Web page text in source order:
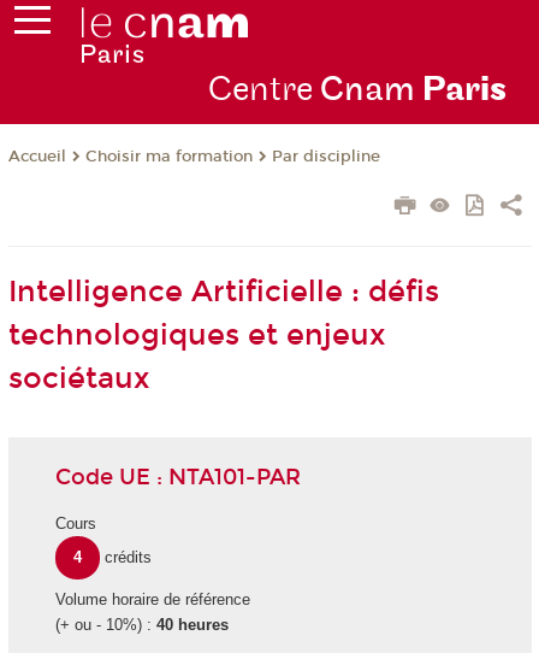
Centre Cnam Paris
Accueil Choisir ma formation Par discipline
Intelligence Artificielle : défis
technologiques et enjeux
sociétaux
Code UE : NTA101-PAR
Cours
4
crédits
Volume horaire de référence
(+ ou - 10%) : 40 heures